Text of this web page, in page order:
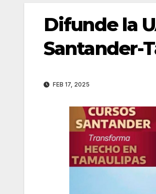
Difunde la
Santander-
FEB 17, 2025